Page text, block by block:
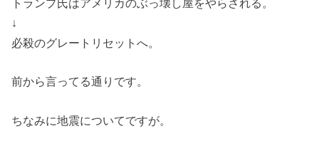
トランプ氏はアメリカのぶっ壊し屋をやらされる。
↓
必殺のグレートリセットへ。
前から言ってる通りです。
ちなみに地震についてですが。